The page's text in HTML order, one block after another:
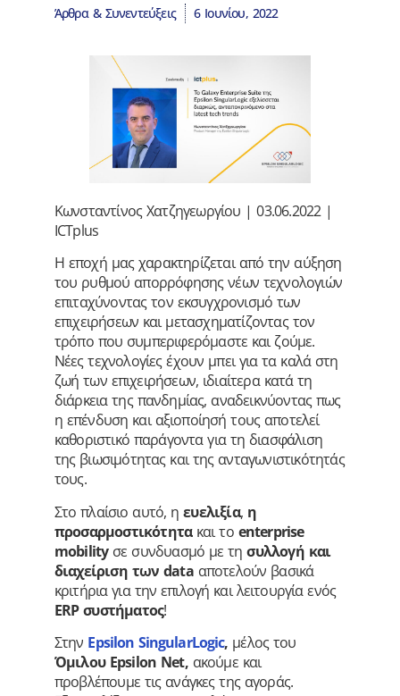
Άρθρα & Συνεντεύξεις 6 Ιουνίου, 2022
Κωνσταντίνος Χατζηγεωργίου | 03.06.2022 |
ICTplus
Η εποχή μας χαρακτηρίζεται από την αύξηση
του ρυθμού απορρόφησης νέων τεχνολογιών
επιταχύνοντας τον εκσυγχρονισμό των
επιχειρήσεων και μετασχηματίζοντας τον
τρόπο που συμπεριφερόμαστε και ζούμε.
Νέες τεχνολογίες έχουν μπει για τα καλά στη
ζωή των επιχειρήσεων, ιδιαίτερα κατά τη
διάρκεια της πανδημίας, αναδεικνύοντας πως
η επένδυση και αξιοποίησή τους αποτελεί
καθοριστικό παράγοντα για τη διασφάλιση
της βιωσιμότητας και της ανταγωνιστικότητάς
τους.
Στο πλαίσιο αυτό, η ευελιξία, η
προσαρμοστικότητακαι τοenterprise
mobilityσε συνδυασμό με τησυλλογή και
διαχείριση των dataαποτελούν βασικά
κριτήρια για την επιλογή και λειτουργία ενός
ERP συστήματος!
Στην Epsilon SingularLogic, μέλος του
Όμιλου Epsilon Net,ακούμε και
προβλέπουμε τις ανάγκες της αγοράς.